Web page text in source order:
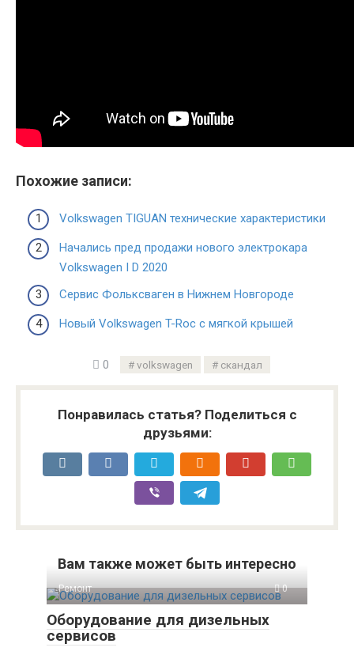
Похожие записи:
Volkswagen TIGUAN технические характеристики
Начались пред продажи нового электрокара
Volkswagen I D 2020
Сервис Фольксваген в Нижнем Новгороде
Новый Volkswagen T-Roc с мягкой крышей
0 volkswagen скандал
Понравилась статья? Поделиться с
друзьями:
Вам также может быть интересно
Ремонт 0
Оборудование для дизельных
сервисов